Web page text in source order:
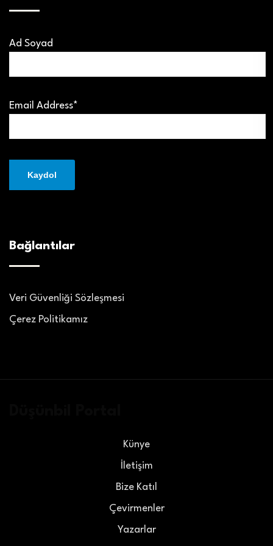
Ad Soyad
Email Address*
Bağlantılar
Veri Güvenliği Sözleşmesi
Çerez Politikamız
Künye
İletişim
Bize Katıl
Çevirmenler
Yazarlar